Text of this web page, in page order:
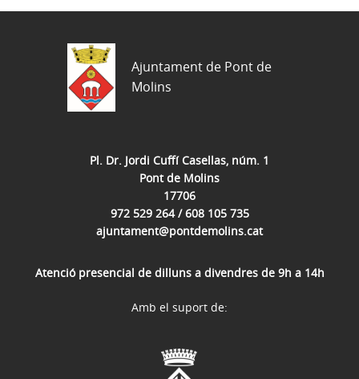
Pl. Dr. Jordi Cuffí Casellas, núm. 1
Pont de Molins
17706
972 529 264 / 608 105 735
ajuntament@pontdemolins.cat
Atenció presencial de dilluns a divendres de 9h a 14h
Ajuntament de Pont de
Molins
Amb el suport de: